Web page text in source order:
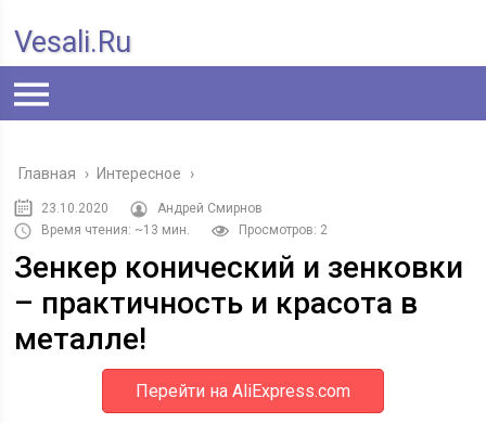
Vesali.ru
Главная › Интересное ›
23.10.2020
Андрей Смирнов
Время чтения: ~13 мин.
Просмотров: 2
Зенкер конический и зенковки
– практичность и красота в
металле!
Перейти на AliExpress.com